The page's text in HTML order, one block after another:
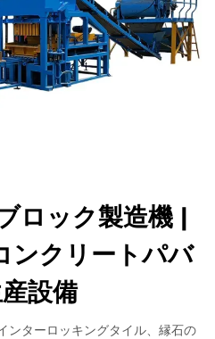
ロック製造機 |
ンクリートパバ
設備
ンターロッキングタイル、縁石の